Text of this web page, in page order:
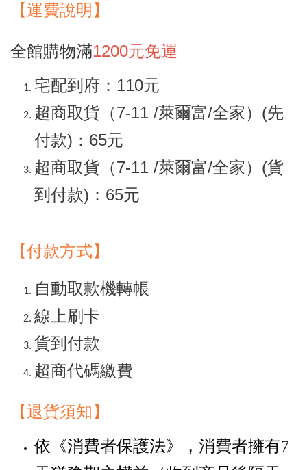
【運費說明】
全館購物滿1200元免運
宅配到府：110元
超商取貨（7-11 /萊爾富/全家）(先
付款)：65元
超商取貨（7-11 /萊爾富/全家）(貨
到付款)：65元
【付款方式】
自動取款機轉帳
線上刷卡
貨到付款
超商代碼繳費
【退貨須知 】
依《消費者保護法》，消費者擁有7